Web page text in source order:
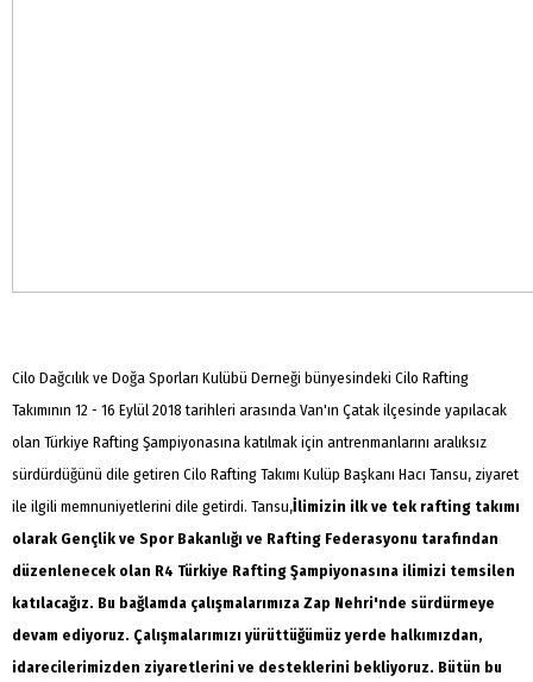
Cilo Dağcılık ve Doğa Sporları Kulübü Derneği bünyesindeki Cilo Rafting
Takımının 12 - 16 Eylül 2018 tarihleri arasında Van'ın Çatak ilçesinde yapılacak
olan Türkiye Rafting Şampiyonasına katılmak için antrenmanlarını aralıksız
sürdürdüğünü dile getiren Cilo Rafting Takımı Kulüp Başkanı Hacı Tansu, ziyaret
ile ilgili memnuniyetlerini dile getirdi. Tansu,İlimizin ilk ve tek rafting takımı
olarak Gençlik ve Spor Bakanlığı ve Rafting Federasyonu tarafından
düzenlenecek olan R4 Türkiye Rafting Şampiyonasına ilimizi temsilen
katılacağız. Bu bağlamda çalışmalarımıza Zap Nehri'nde sürdürmeye
devam ediyoruz. Çalışmalarımızı yürüttüğümüz yerde halkımızdan,
idarecilerimizden ziyaretlerini ve desteklerini bekliyoruz. Bütün bu